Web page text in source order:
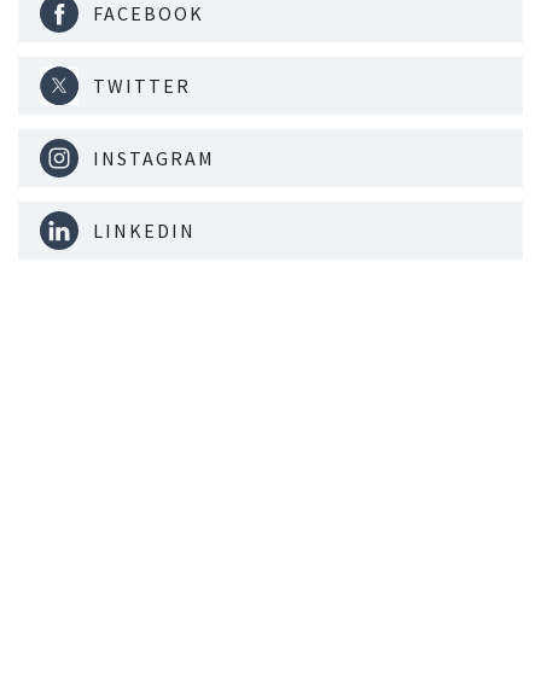
FACEBOOK
TWITTER
INSTAGRAM
LINKEDIN